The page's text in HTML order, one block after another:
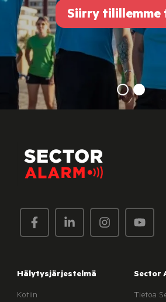
Siirry tilillemme
Hälytysjärjestelmä
Kotiin
Sector
Tietoa